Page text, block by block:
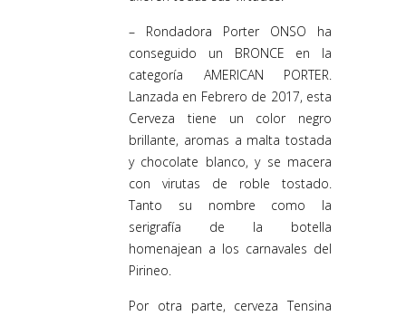
– Rondadora Porter ONSO ha
conseguido un BRONCE en la
categoría AMERICAN PORTER.
Lanzada en Febrero de 2017, esta
Cerveza tiene un color negro
brillante, aromas a malta tostada
y chocolate blanco, y se macera
con virutas de roble tostado.
Tanto su nombre como la
serigrafía de la botella
homenajean a los carnavales del
Pirineo.
Por otra parte, cerveza Tensina